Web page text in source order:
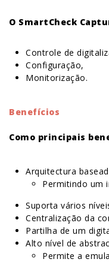
O SmartCheck
Controle de
Configuração,
Monitorização.
Benefícios
Como principais
Arquitectura
Permitindo um
Suporta vários
Centralização da
Partilha de um
Alto nível de
Permite a